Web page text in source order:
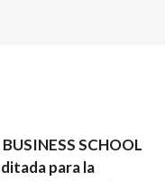
SCHOOL
para la